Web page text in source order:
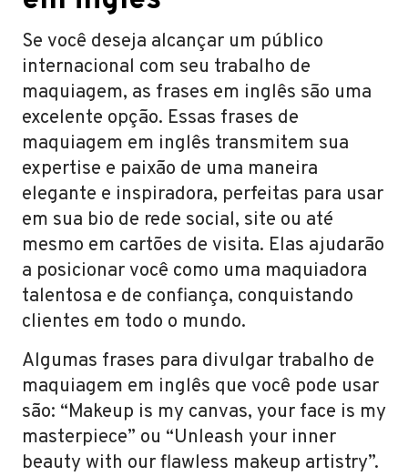
Se você deseja alcançar um público
internacional com seu trabalho de
maquiagem, as frases em inglês são uma
excelente opção. Essas frases de
maquiagem em inglês transmitem sua
expertise e paixão de uma maneira
elegante e inspiradora, perfeitas para usar
em sua bio de rede social, site ou até
mesmo em cartões de visita. Elas ajudarão
a posicionar você como uma maquiadora
talentosa e de confiança, conquistando
clientes em todo o mundo.
Algumas frases para divulgar trabalho de
maquiagem em inglês que você pode usar
são: “Makeup is my canvas, your face is my
masterpiece” ou “Unleash your inner
beauty with our flawless makeup artistry”.